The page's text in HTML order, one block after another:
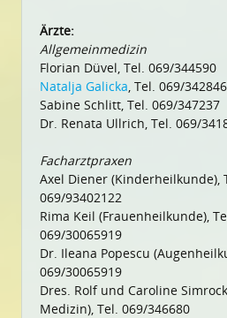
Ärzte:
Allgemeinmedizin
Florian Düvel, Tel. 069/344590
Natalja Galicka , Tel. 069/342846
Sabine Schlitt, Tel. 069/347237
Dr. Renata Ullrich, Tel. 069/
Facharztpraxen
Axel Diener (Kinderheilkunde),
069/93402122
Rima Keil (Frauenheilkunde),
069/30065919
Dr. Ileana Popescu
069/30065919
Dres. Rolf und Caroline
Medizin), Tel. 069/346680